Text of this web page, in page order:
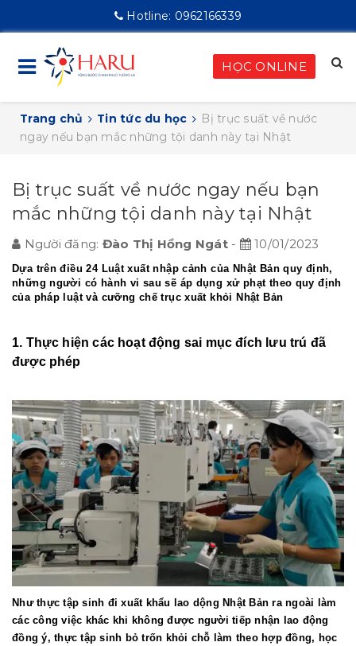
Hotline: 0962166339
HỌC ONLINE
Trang chủ Tin tức du học
Bị trục suất về nước
ngay nếu bạn mắc những tội danh này tại Nhật
Bị trục suất về nước ngay nếu bạn
mắc những tội danh này tại Nhật
Người đăng: Đào Thị Hồng Ngát- 10/01/2023
Dựa trên điều 24 Luật xuất nhập cảnh của Nhật Bản quy định,
những người có hành vi sau sẽ áp dụng xử phạt theo quy định
của pháp luật và cưỡng chế trục xuất khỏi Nhật Bản
1. Thực hiện các hoạt động sai mục đích lưu trú đã
được phép
Như thực tập sinh đi xuất khẩu lao dộng Nhật Bản ra ngoài làm
các công việc khác khi không được người tiếp nhận lao động
đồng ý, thực tập sinh bỏ trốn khỏi chỗ làm theo hợp đồng, học